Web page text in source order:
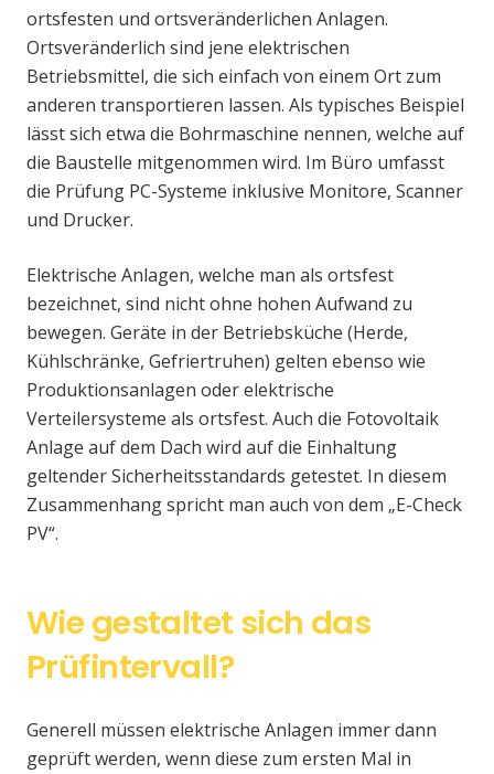
ortsfesten und ortsveränderlichen Anlagen.
Ortsveränderlich sind jene elektrischen
Betriebsmittel, die sich einfach von einem Ort zum
anderen transportieren lassen. Als typisches Beispiel
lässt sich etwa die Bohrmaschine nennen, welche auf
die Baustelle mitgenommen wird. Im Büro umfasst
die Prüfung PC-Systeme inklusive Monitore, Scanner
und Drucker.
Elektrische Anlagen, welche man als ortsfest
bezeichnet, sind nicht ohne hohen Aufwand zu
bewegen. Geräte in der Betriebsküche (Herde,
Kühlschränke, Gefriertruhen) gelten ebenso wie
Produktionsanlagen oder elektrische
Verteilersysteme als ortsfest. Auch die Fotovoltaik
Anlage auf dem Dach wird auf die Einhaltung
geltender Sicherheitsstandards getestet. In diesem
Zusammenhang spricht man auch von dem „E-Check
PV“.
Wie gestaltet sich das
Prüfintervall?
Generell müssen elektrische Anlagen immer dann
geprüft werden, wenn diese zum ersten Mal in